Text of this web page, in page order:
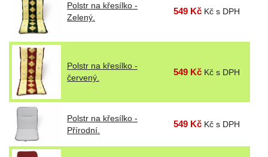
Polstr na křesílko -
Zelený.
549 Kč Kč s DPH
Polstr na křesílko -
červený.
549 Kč Kč s DPH
Polstr na křesílko -
Přírodní.
549 Kč Kč s DPH